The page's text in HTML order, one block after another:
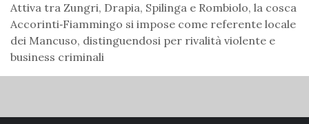
Attiva tra Zungri, Drapia, Spilinga e Rombiolo, la cosca
Accorinti‑Fiammingo si impose come referente locale
dei Mancuso, distinguendosi per rivalità violente e
business criminali